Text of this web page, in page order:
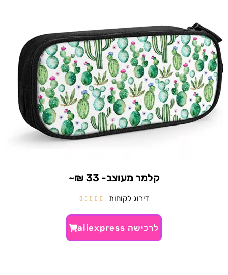
קלמר מעוצב- 33 ₪~
דירוג לקוחות 




לרכישה aliexpress